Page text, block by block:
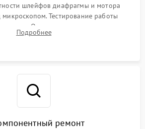
шлейфов диафрагмы и мотора
микроскопом. Тестирование работы
привода. Очистка оптических элементов
влаги и грибка спецрастворами без
Подробнее
ремонт